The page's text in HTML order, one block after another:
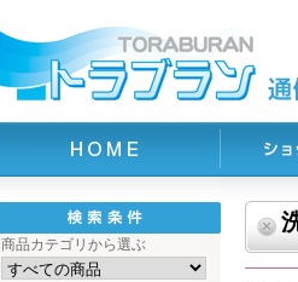
商品カテゴリから選ぶ